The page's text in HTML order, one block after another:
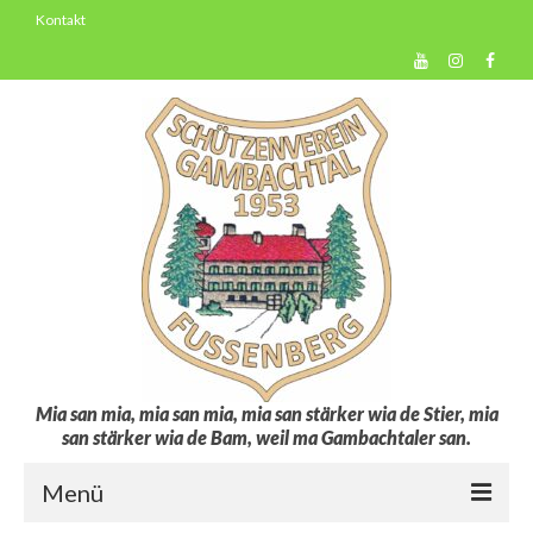
Kontakt
Mia san mia, mia san mia, mia san stärker wia de Stier, mia
san stärker wia de Bam, weil ma Gambachtaler san.
Menü